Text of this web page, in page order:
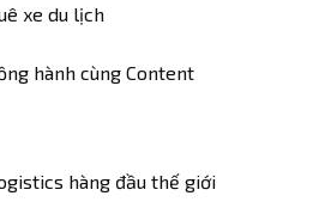
xe du lịch
hành cùng Content
hàng đầu thế giới